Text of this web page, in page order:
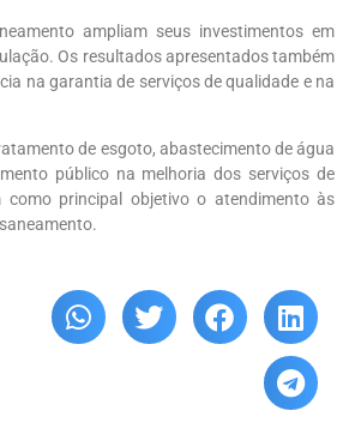
ampliam seus investimentos em
Os resultados apresentados também
na garantia de serviços de qualidade e na
de esgoto, abastecimento de água
público na melhoria dos serviços de
principal objetivo o atendimento às